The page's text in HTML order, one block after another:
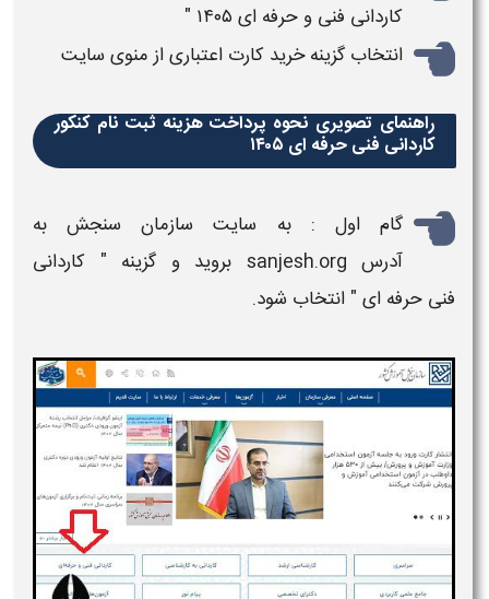
کاردانی فنی و حرفه ای ۱۴۰۵
"
انتخاب گزینهخرید کارت اعتباریاز منوی سایت
راهنمای تصویری نحوه پرداخت هزینه ثبت نام کنکور
کاردانی فنی حرفه ای ۱۴۰۵
گام اول : به سایت سازمان سنجش به
آدرس sanjesh.org بروید و گزینه " کاردانی
فنی حرفه ای " انتخاب شود.